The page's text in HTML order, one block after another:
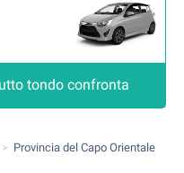
tondo confronta
Provincia del Capo Orientale